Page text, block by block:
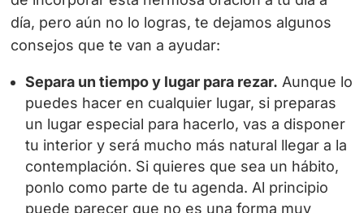
día, pero aún no lo logras, te dejamos algunos
consejos que te van a ayudar:
Separa un tiempo y lugar para rezar. Aunque lo
puedes hacer en cualquier lugar, si preparas
un lugar especial para hacerlo, vas a disponer
tu interior y será mucho más natural llegar a la
contemplación. Si quieres que sea un hábito,
ponlo como parte de tu agenda. Al principio
puede parecer que no es una forma muy